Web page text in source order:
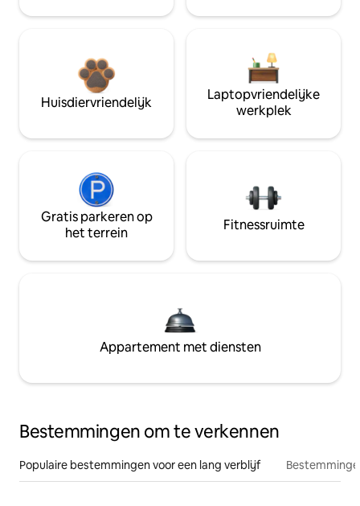
Huisdiervriendelijk
Laptopvriendelijke
werkplek
Gratis parkeren op
het terrein
Fitnessruimte
Appartement met diensten
Bestemmingen om te verkennen
Populaire bestemmingen voor een lang verblijf